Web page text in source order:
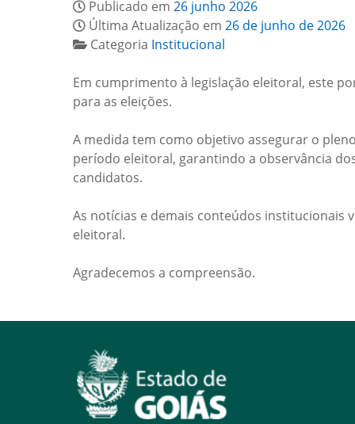
Publicado em 26 junho 2026
Última Atualização em 26 de junho de 2026
Categoria Institucional
Em cumprimento à legislação eleitoral, este
para as eleições.
A medida tem como objetivo assegurar o
período eleitoral, garantindo a observância
candidatos.
As notícias e demais conteúdos institucionais
eleitoral.
Agradecemos a compreensão.